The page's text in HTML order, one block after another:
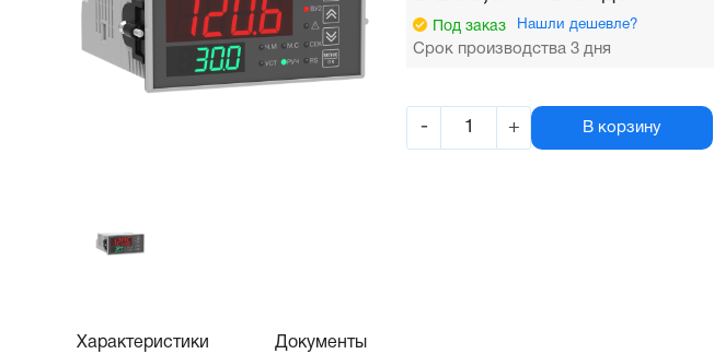
Под заказ Нашли дешевле?
Срок производства 3 дня
- + В корзину
Характеристики Документы